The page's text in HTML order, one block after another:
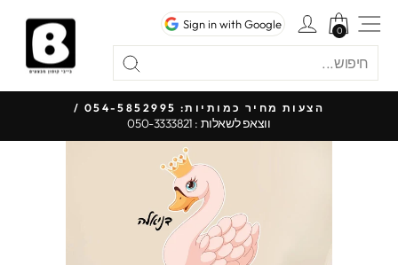
חיפוש
Sign in with Google
כניסה לחשבוןניווט באתר
0
0
עצור
מצגת
הצעות מחיר כמותיות: 054-5852995 /
ווצאפ לשאלות : 050-3333821